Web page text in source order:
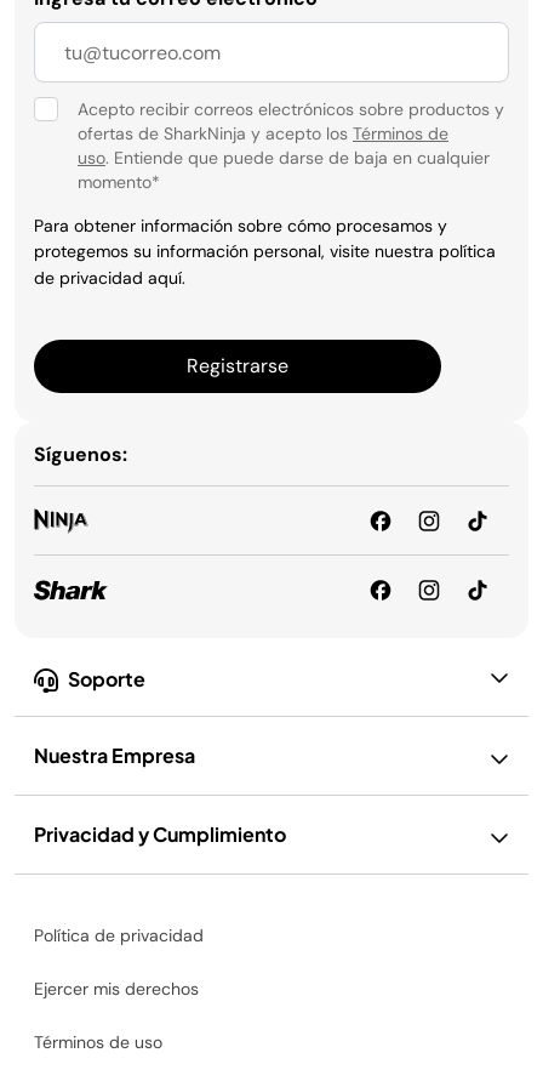
Soporte
Nuestra Empresa
Privacidad y Cumplimiento
Acepto recibir correos electrónicos sobre productos y
ofertas de SharkNinja y acepto los Términos de
uso. Entiende que puede darse de baja en cualquier
momento*
Para obtener información sobre cómo procesamos y
protegemos su información personal, visite nuestra política
de privacidad aquí.
Registrarse
Síguenos:
Política de privacidad
Ejercer mis derechos
Términos de uso